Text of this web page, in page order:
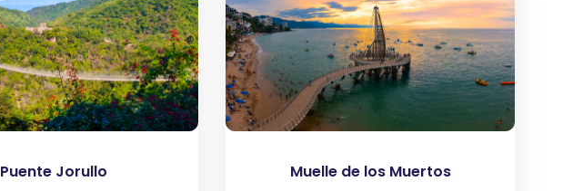
Puente Jorullo Muelle de los Muertos